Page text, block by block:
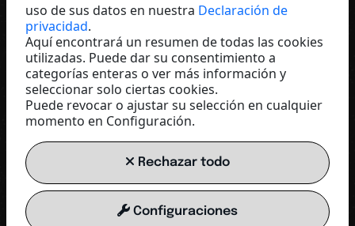
COMENZAR AHORA
uso de sus datos en nuestra Declaración de
privacidad.
Aquí encontrará un resumen de todas las cookies
utilizadas. Puede dar su consentimiento a
categorías enteras o ver más información y
seleccionar solo ciertas cookies.
Puede revocar o ajustar su selección en cualquier
momento en Configuración.
Rechazar todo
Configuraciones